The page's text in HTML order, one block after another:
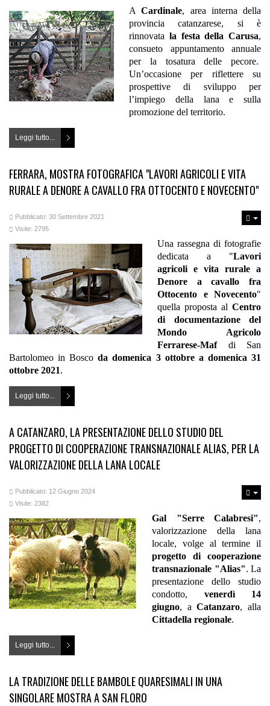
ACardinale, area interna della
provincia catanzarese, si è
rinnovata la festa della Carusa,
consueto appuntamento annuale
per la tosatura delle pecore.
Un’occasione per riflettere su
prospettive di sviluppo per
l’impiego della lana e sulla
promozione del territorio.
Leggi tutto...
FERRARA, MOSTRA FOTOGRAFICA "LAVORI AGRICOLI E VITA
RURALE A DENORE A CAVALLO FRA OTTOCENTO E NOVECENTO"
Pubblicato: 30 Settembre 2021
Visite: 2795
Una rassegna di fotografie
dedicata a "Lavori
agricoli e vita rurale a
Denore a cavallo fra
Ottocento e Novecento"
quella proposta al Centro
di documentazione del
Mondo Agricolo
Ferrarese-Maf di San
Bartolomeo in Boscoda domenica 3 ottobre a domenica 31
ottobre 2021.
Leggi tutto...
A CATANZARO, LA PRESENTAZIONE DELLO STUDIO DEL
PROGETTO DI COOPERAZIONE TRANSNAZIONALE ALIAS, PER LA
VALORIZZAZIONE DELLA LANA LOCALE
Pubblicato: 12 Giugno 2024
Visite: 2382
Gal "Serre Calabresi",
valorizzazione della lana
locale, volge al termine il
progetto di cooperazione
transnazionale "Alias". La
presentazione dello studio
condotto, venerdì 14
giugno, aCatanzaro, alla
Cittadella regionale.
Leggi tutto...
LA TRADIZIONE DELLE BAMBOLE QUARESIMALI IN UNA
SINGOLARE MOSTRA A SAN FLORO